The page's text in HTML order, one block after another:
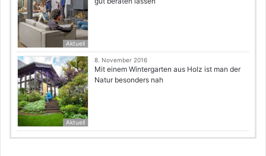
Aktuell
Aktuell
8. November 2016
Mit einem Wintergarten aus Holz ist man der
Natur besonders nah